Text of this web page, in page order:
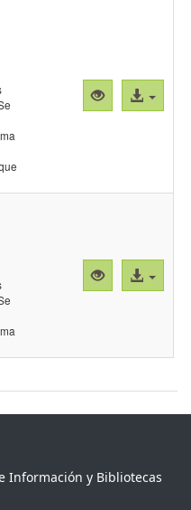
Vista
previa
Acceso
al
Vista
previa
Acceso
al
Información y Bibliotecas